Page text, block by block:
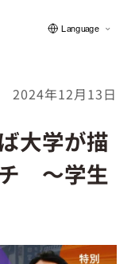
Language
2024年12月13日
大学が描
チ ～学生